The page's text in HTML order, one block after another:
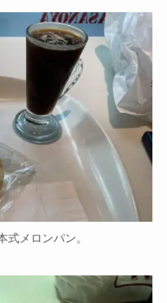
式メロンパン。